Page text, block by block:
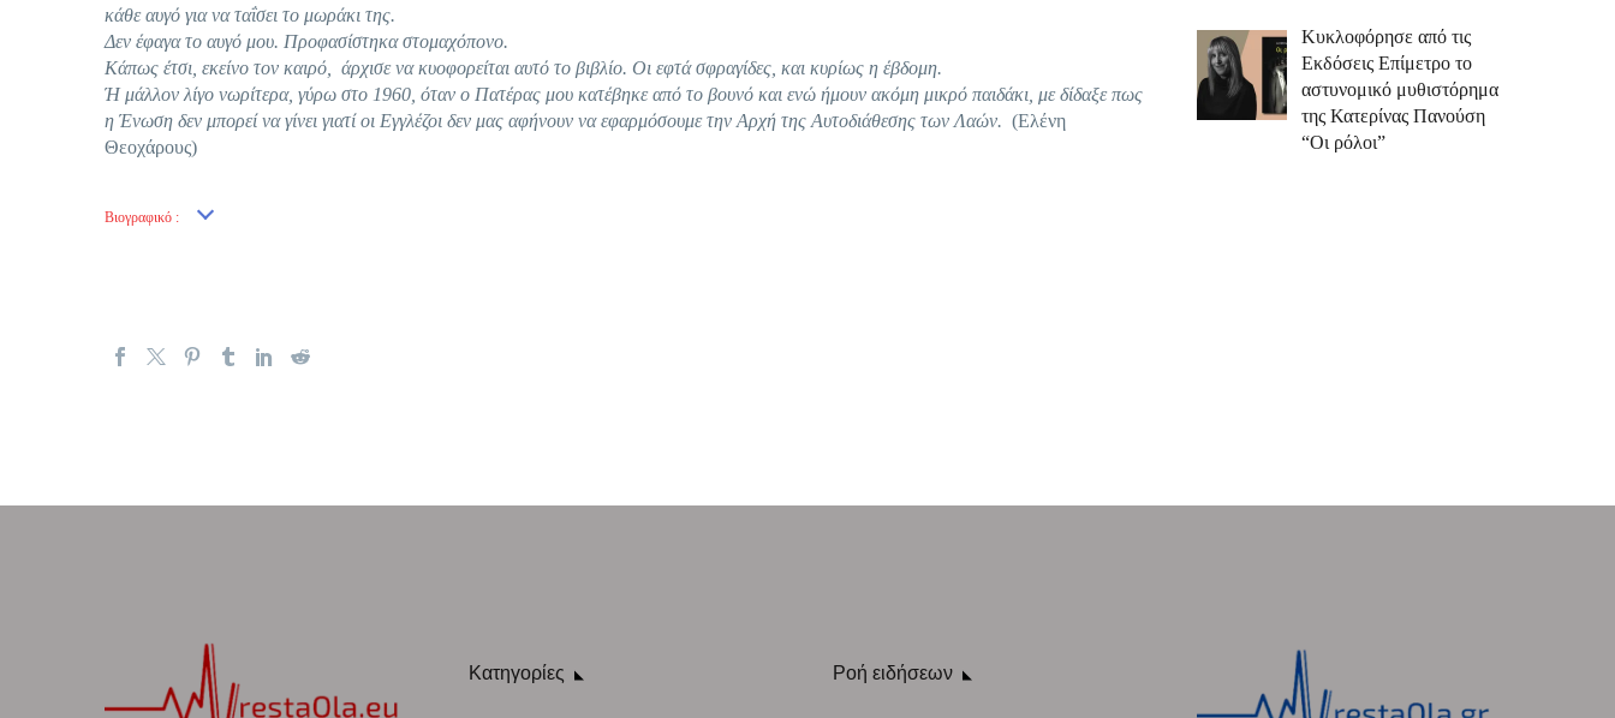
κάθε αυγό για να ταΐσει τo μωράκι της.
Δεν έφαγα το αυγό μου. Προφασίστηκα στομαχόπονο.
Κάπως έτσι, εκείνο τον καιρό, άρχισε να κυοφορείται αυτό το βιβλίο. Οι εφτά σφραγίδες, και κυρίως η έβδομη.
Ή μάλλον λίγο νωρίτερα, γύρω στο 1960, όταν ο Πατέρας μου κατέβηκε από το βουνό και ενώ ήμουν ακόμη μικρό παιδάκι, με δίδαξε πως
η Ένωση δεν μπορεί να γίνει γιατί οι Εγγλέζοι δεν μας αφήνουν να εφαρμόσουμε την Αρχή της Αυτοδιάθεσης των Λαών. (Ελένη
Θεοχάρους)
Βιογραφικό :
Κυκλοφόρησε από τις
Εκδόσεις Επίμετρο το
αστυνομικό μυθιστόρημα
της Κατερίνας Πανούση
“Οι ρόλοι”
Κατηγορίες Ροή ειδήσεων